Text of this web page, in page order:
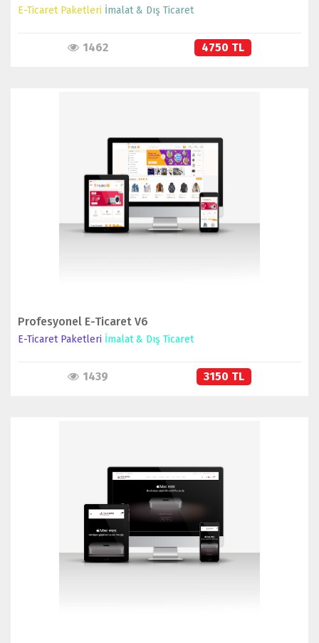
E-Ticaret Paketleri İmalat & Dış Ticaret
1462 4750 TL
İNCELE
SATIN AL
Profesyonel E-Ticaret V6
E-Ticaret Paketleri İmalat & Dış Ticaret
1439 3150 TL
İNCELE
SATIN AL